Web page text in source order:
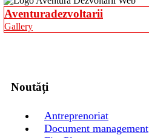
Aventuradezvoltarii
Gallery
Noutăți
Antreprenoriat
Document management